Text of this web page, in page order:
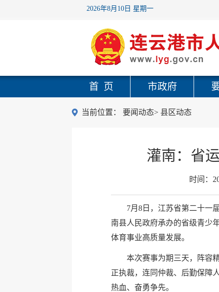
2026年8月10日 星期一
首 页 市政府
当前位置： 要闻动态> 县区动态
灌南：省
时间：
7月8日，江苏省第二十一
南县人民政府承办的省级青少
体育事业高质量发展。
本次赛事为期三天，阵容
正执裁，连同仲裁、后勤保障
热血、奋勇争先。